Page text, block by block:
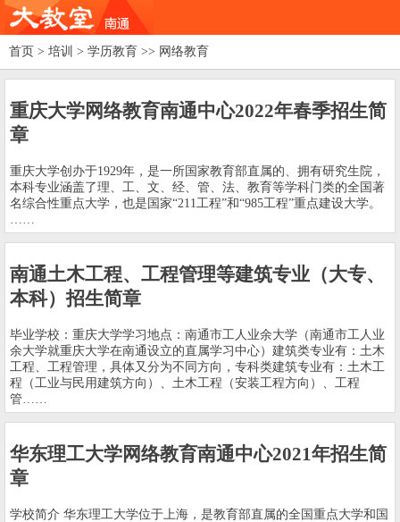
首页 > 培训 > 学历教育 >> 网络教育
重庆大学网络教育南通中心2022年春季招生简
章
重庆大学创办于1929年，是一所国家教育部直属的、拥有研究生院，
本科专业涵盖了理、工、文、经、管、法、教育等学科门类的全国著
名综合性重点大学，也是国家“211工程”和“985工程”重点建设大学。
南通土木工程、工程管理等建筑专业（大专、
本科）招生简章
毕业学校：重庆大学学习地点：南通市工人业余大学（南通市工人业
余大学就重庆大学在南通设立的直属学习中心）建筑类专业有：土木
工程、工程管理，具体又分为不同方向，专科类建筑专业有：土木工
程（工业与民用建筑方向）、土木工程（安装工程方向）、工程
管……
华东理工大学网络教育南通中心2021年招生简
章
学校简介 华东理工大学位于上海，是教育部直属的全国重点大学和国